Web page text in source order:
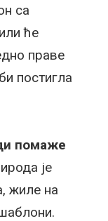
са
ће
праве
постигла
помаже
је
жиле на